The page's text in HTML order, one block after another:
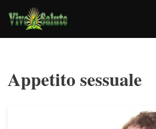
Vai
al
Appetito sessuale